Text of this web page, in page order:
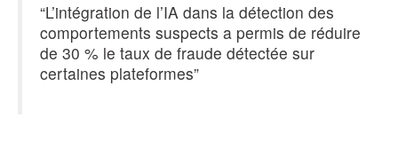
“L’intégration de l’IA dans la détection des
comportements suspects a permis de réduire
de 30 % le taux de fraude détectée sur
certaines plateformes”